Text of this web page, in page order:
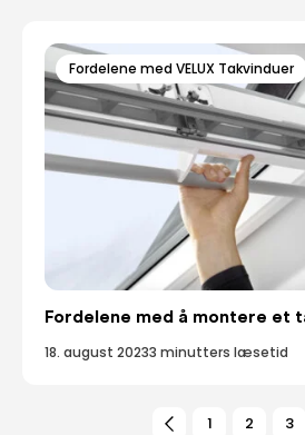
Fordelene med VELUX Takvinduer
Fordelene med å montere et
18. august 20233 minutters læsetid
1 2 3